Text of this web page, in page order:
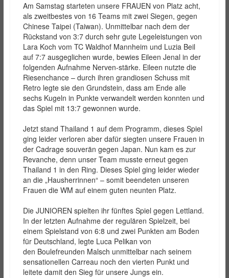
Am Samstag starteten unsere FRAUEN von Platz acht,
als zweitbestes von 16 Teams mit zwei Siegen, gegen
Chinese Taipei (Taiwan). Unmittelbar nach dem der
Rückstand von 3:7 durch sehr gute Legeleistungen von
Lara Koch vom TC Waldhof Mannheim und Luzia Beil
auf 7:7 ausgeglichen wurde, bewies Eileen Jenal in der
folgenden Aufnahme Nerven-stärke. Eileen nutzte die
Riesenchance – durch ihren grandiosen Schuss mit
Retro legte sie den Grundstein, dass am Ende alle
sechs Kugeln in Punkte verwandelt werden konnten und
das Spiel mit 13:7 gewonnen wurde.
Jetzt stand Thailand 1 auf dem Programm, dieses Spiel
ging leider verloren aber dafür siegten unsere Frauen in
der Cadrage souverän gegen Japan. Nun kam es zur
Revanche, denn unser Team musste erneut gegen
Thailand 1 in den Ring. Dieses Spiel ging leider wieder
an die „Hausherrinnen“ – somit beendeten unseren
Frauen die WM auf einem guten neunten Platz.
Die JUNIOREN spielten ihr fünftes Spiel gegen Lettland.
In der letzten Aufnahme der regulären Spielzeit, bei
einem Spielstand von 6:8 und zwei Punkten am Boden
für Deutschland, legte Luca Pelikan von
den Boulefreunden Malsch unmittelbar nach seinem
sensationellen Carreau noch den vierten Punkt und
leitete damit den Sieg für unsere Jungs ein.